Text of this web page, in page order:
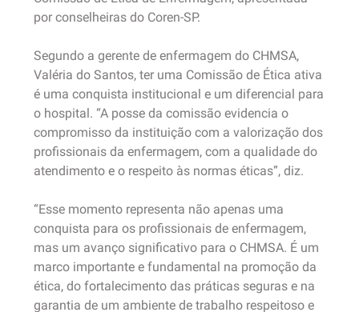
por conselheiras do Coren-SP.
Segundo a gerente de enfermagem do CHMSA,
Valéria do Santos, ter uma Comissão de Ética ativa
é uma conquista institucional e um diferencial para
o hospital. “A posse da comissão evidencia o
compromisso da instituição com a valorização dos
profissionais da enfermagem, com a qualidade do
atendimento e o respeito às normas éticas”, diz.
“Esse momento representa não apenas uma
conquista para os profissionais de enfermagem,
mas um avanço significativo para o CHMSA. É um
marco importante e fundamental na promoção da
ética, do fortalecimento das práticas seguras e na
garantia de um ambiente de trabalho respeitoso e